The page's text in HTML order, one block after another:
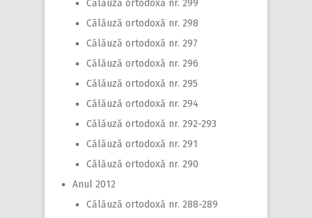
Călăuză ortodoxă nr. 299
Călăuză ortodoxă nr. 298
Călăuză ortodoxă nr. 297
Călăuză ortodoxă nr. 296
Călăuză ortodoxă nr. 295
Călăuză ortodoxă nr. 294
Călăuză ortodoxă nr. 292-293
Călăuză ortodoxă nr. 291
Călăuză ortodoxă nr. 290
Anul 2012
Călăuză ortodoxă nr. 288-289